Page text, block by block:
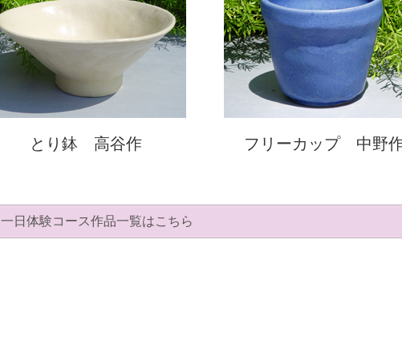
とり鉢 高谷作 フリーカップ 中野
一日体験コース作品一覧はこちら